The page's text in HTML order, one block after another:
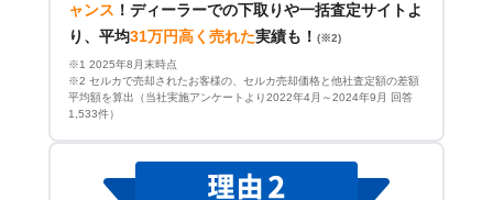
ャンス ！ ディーラーでの下取りや一括査定サイトよ
り、平均31万円高く売れた実績も！ (※2)
※1 2025年8月末時点
※2 セルカで売却されたお客様の、セルカ売却価格と他社査定額の差額
平均額を算出（当社実施アンケートより2022年4月～2024年9月 回答
1,533件）